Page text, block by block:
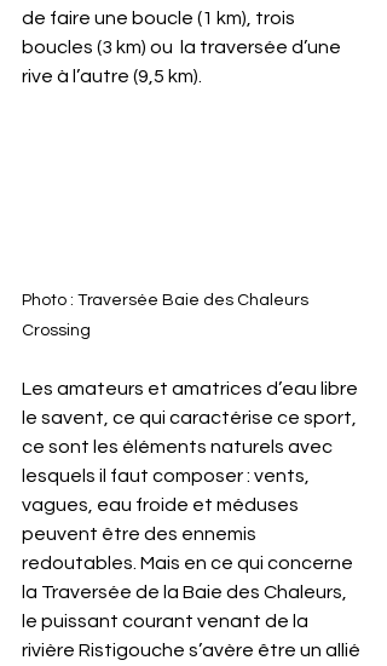
de faire une boucle (1 km), trois
boucles (3 km) ou  la traversée d’une
rive à l’autre (9,5 km).
Photo : Traversée Baie des Chaleurs
Crossing
Les amateurs et amatrices d’eau libre
le savent, ce qui caractérise ce sport,
ce sont les éléments naturels avec
lesquels il faut composer : vents,
vagues, eau froide et méduses
peuvent être des ennemis
redoutables. Mais en ce qui concerne
la Traversée de la Baie des Chaleurs,
le puissant courant venant de la
rivière Ristigouche s’avère être un allié